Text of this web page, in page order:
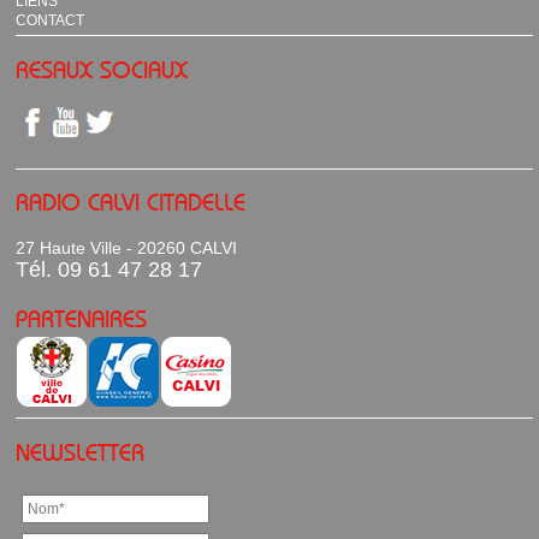
CONTACT
RESAUX SOCIAUX
RADIO CALVI CITADELLE
27 Haute Ville - 20260 CALVI
Tél. 09 61 47 28 17
PARTENAIRES
NEWSLETTER